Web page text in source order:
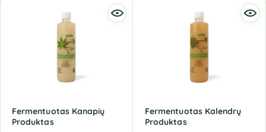
Fermentuotas Kanapių
Produktas
Fermentuotas Kalendrų
Produktas